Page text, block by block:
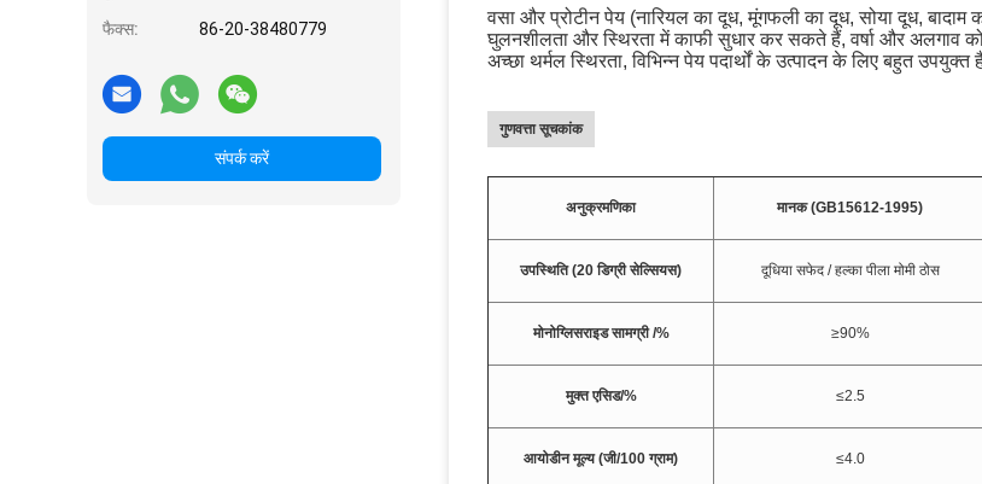
फैक्स: 86-20-38480779
संपर्क करें
वसा और प्रोटीन पेय (नारियल का दूध, मूंगफली का दूध, सोया दूध,
घुलनशीलता और स्थिरता में काफी सुधार कर सकते हैं, वर्षा और अलगाव
अच्छा थर्मल स्थिरता, विभिन्न पेय पदार्थों के उत्पादन के लिए बहुत उपयुक्त
गुणवत्ता सूचकांक
अनुक्रमणिका मानक (GB15612-1995)
उपस्थिति (20 डिग्री सेल्सियस) दूधिया सफेद / हल्का पीला मोमी ठोस
मोनोग्लिसराइड सामग्री /% ≥90%
मुक्त एसिड/% ≤2.5
आयोडीन मूल्य (जी/100 ग्राम) ≤4.0